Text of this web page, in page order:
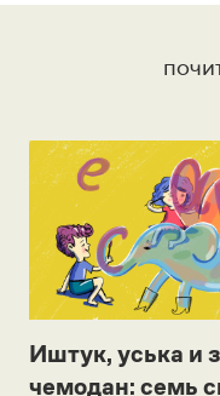
Иштук, уська и
чемодан: семь